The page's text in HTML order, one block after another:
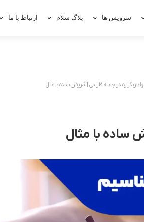
سرویس ها بلاگ سلام ارتباط با ما
نهاد و گزاره در جمله فارسی | آموزش ساده با مثال
ساده با مثال